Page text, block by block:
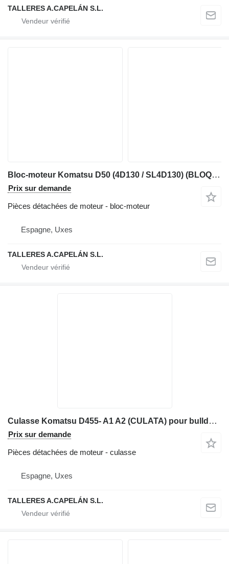
TALLERES A.CAPELÁN S.L.
Bloc-moteur Komatsu D50 (4D130 / SL4D130) (BLOQUE MOTOR) pour bulldozer Komatsu D50
Prix sur demande
Pièces détachées de moteur - bloc-moteur
Espagne, Uxes
TALLERES A.CAPELÁN S.L.
Culasse Komatsu D455- A1 A2 (CULATA) pour bulldozer Komatsu KOMATSU D455 / D460 / D465 / D680 / D780
Prix sur demande
Pièces détachées de moteur - culasse
Espagne, Uxes
TALLERES A.CAPELÁN S.L.